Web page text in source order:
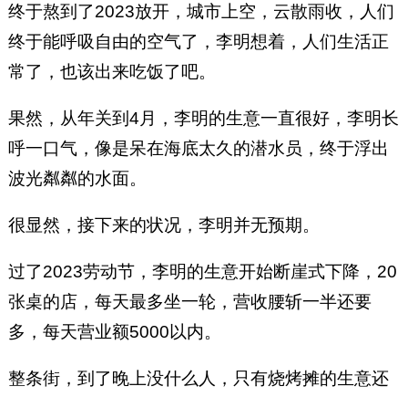
终于熬到了2023放开，城市上空，云散雨收，人们
终于能呼吸自由的空气了，李明想着，人们生活正
常了，也该出来吃饭了吧。
果然，从年关到4月，李明的生意一直很好，李明长
呼一口气，像是呆在海底太久的潜水员，终于浮出
波光粼粼的水面。
很显然，接下来的状况，李明并无预期。
过了2023劳动节，李明的生意开始断崖式下降，20
张桌的店，每天最多坐一轮，营收腰斩一半还要
多，每天营业额5000以内。
整条街，到了晚上没什么人，只有烧烤摊的生意还